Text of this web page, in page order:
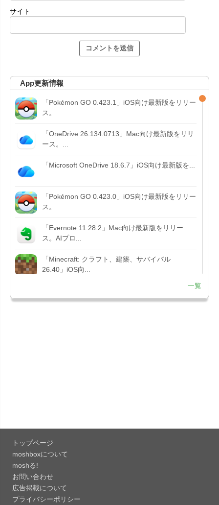
サイト
App更新情報
「Pokémon GO 0.423.1」iOS向け最新版をリリー
ス。
「OneDrive 26.134.0713」Mac向け最新版をリリ
ース。...
「Microsoft OneDrive 18.6.7」iOS向け最新版を...
「Pokémon GO 0.423.0」iOS向け最新版をリリー
ス。
「Evernote 11.28.2」Mac向け最新版をリリー
ス。AIプロ...
「Minecraft: クラフト、建築、サバイバル
26.40」iOS向...
151.0.7922....
「Google 翻訳 10.31.311」iOS向け最新版をリリ
ース。
「Microsoft Excel 2.112.3」iOS向け最新版をリ
リ...
一覧
トップページ
moshboxについて
moshる!
お問い合わせ
広告掲載について
プライバシーポリシー